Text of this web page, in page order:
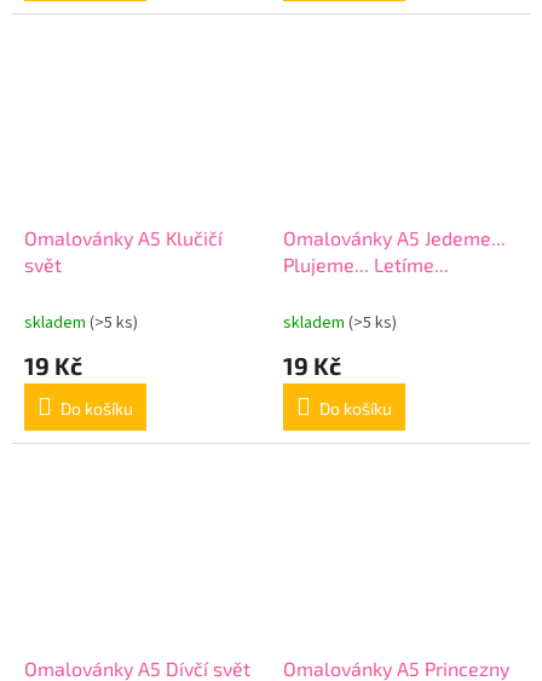
Omalovánky A5 Klučičí
svět
skladem (>5 ks)
19 Kč
Do košíku
Omalovánky A5 Jedeme...
Plujeme... Letíme...
skladem (>5 ks)
19 Kč
Do košíku
Omalovánky A5 Dívčí svět Omalovánky A5 Princezny